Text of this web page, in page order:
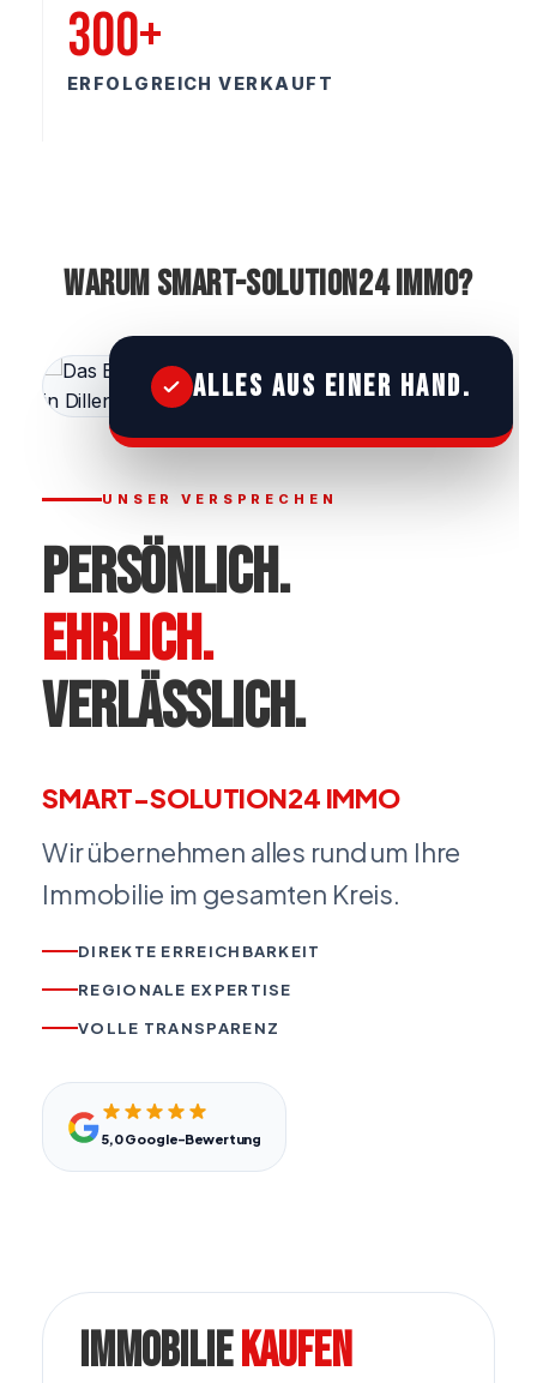
300+
ERFOLGREICH VERKAUFT
Warum Smart-Solution24 Immo?
Alles aus einer Hand.
UNSER VERSPRECHEN
PERSÖNLICH.
EHRLICH.
VERLÄSSLICH.
SMART-SOLUTION24 IMMO
Wir übernehmen alles rund um Ihre
Immobilie im gesamten Kreis.
DIREKTE ERREICHBARKEIT
REGIONALE EXPERTISE
VOLLE TRANSPARENZ
5,0 Google-Bewertung
Immobiliekaufen